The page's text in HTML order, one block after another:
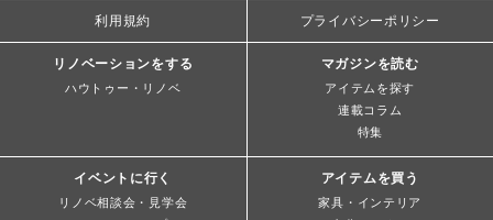
利用規約 プライバシーポリシー
リノベーションをする
ハウトゥー・リノベ
マガジンを読む
アイテムを探す
連載コラム
特集
イベントに行く
リノベ相談会・見学会
アイテムを買う
家具・インテリア